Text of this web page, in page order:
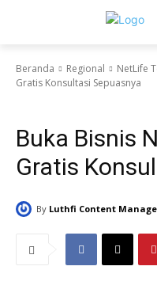
Beranda Regional NetLife
Gratis Konsultasi Sepuasnya
Buka Bisnis
Gratis
By Luthfi Content